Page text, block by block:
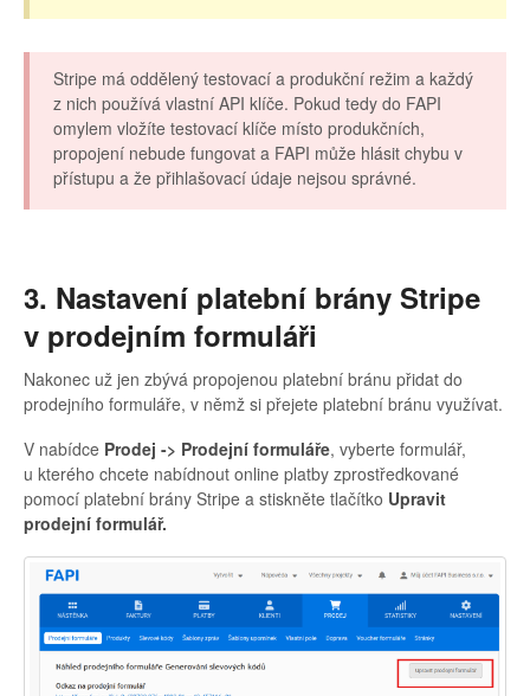
Stripe má oddělený testovací a produkční režim a každý
z nich používá vlastní API klíče. Pokud tedy do FAPI
omylem vložíte testovací klíče místo produkčních,
propojení nebude fungovat a FAPI může hlásit chybu v
přístupu a že přihlašovací údaje nejsou správné.
3. Nastavení platební brány Stripe
v prodejním formuláři
Nakonec už jen zbývá propojenou platební bránu přidat do
prodejního formuláře, v němž si přejete platební bránu využívat.
V nabídce Prodej -> Prodejní formuláře, vyberte formulář,
u kterého chcete nabídnout online platby zprostředkované
pomocí platební brány Stripe a stiskněte tlačítko Upravit
prodejní formulář.